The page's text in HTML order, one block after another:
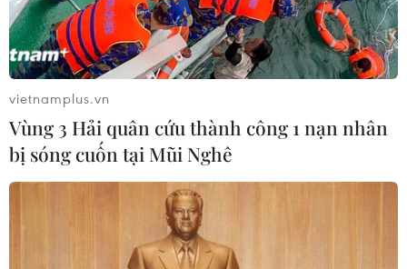
vietnamplus.vn
Vùng 3 Hải quân cứu thành công 1 nạn nhân
bị sóng cuốn tại Mũi Nghê